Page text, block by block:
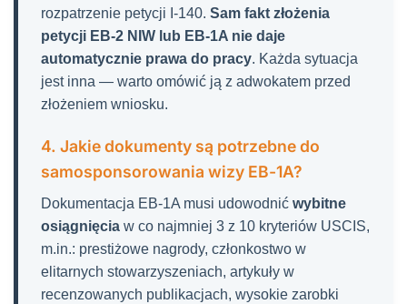
rozpatrzenie petycji I-140. Sam fakt złożenia
petycji EB-2 NIW lub EB-1A nie daje
automatycznie prawa do pracy. Każda sytuacja
jest inna — warto omówić ją z adwokatem przed
złożeniem wniosku.
4. Jakie dokumenty są potrzebne do
samosponsorowania wizy EB-1A?
Dokumentacja EB-1A musi udowodnić wybitne
osiągnięcia w co najmniej 3 z 10 kryteriów USCIS,
m.in.: prestiżowe nagrody, członkostwo w
elitarnych stowarzyszeniach, artykuły w
recenzowanych publikacjach, wysokie zarobki